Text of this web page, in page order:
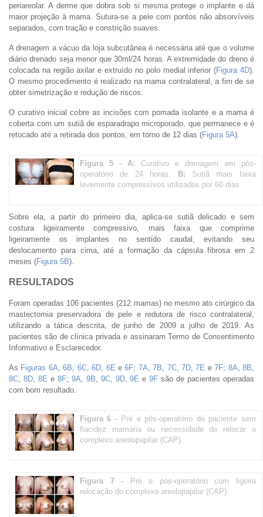
periareolar. A derme que dobra sob si mesma protege o implante e dá
maior projeção à mama. Sutura-se a pele com pontos não absorvíveis
separados, com tração e constrição suaves.
A drenagem a vácuo da loja subcutânea é necessária até que o volume
diário drenado seja menor que 30ml/24 horas. A extremidade do dreno é
colocada na região axilar e extruído no polo medial inferior (Figura 4D).
O mesmo procedimento é realizado na mama contralateral, a fim de se
obter simetrização e redução de riscos.
O curativo inicial cobre as incisões com pomada isolante e a mama é
coberta com um sutiã de esparadrapo microporado, que permanece e é
retocado até a retirada dos pontos, em torno de 12 dias (Figura 5A).
Figura 5 - A: Curativo e drenagem em pós-
operatório de 24 horas.
B: Sutiã mais faixa
levemente compressivos utilizados por 60 dias.
Sobre ela, a partir do primeiro dia, aplica-se sutiã delicado e sem
costura ligeiramente compressivo, mais faixa que comprime
ligeiramente os implantes no sentido caudal, evitando seu
deslocamento para cima, até a formação da cápsula fibrosa em 2
meses (Figura 5B).
RESULTADOS
Foram operadas 106 pacientes (212 mamas) no mesmo ato cirúrgico da
mastectomia preservadora de pele e redutora de risco contralateral,
utilizando a tática descrita, de junho de 2009 a julho de 2019. As
pacientes são de clínica privada e assinaram Termo de Consentimento
Informativo e Esclarecedor.
As Figuras 6A ,6B 6C,6D 6E e6F; 7A ,7B 7C,7D ,7E e7F; 8A ,8B
8C 8D, 8E e 8F; 9A 9B 9C, 9D,9E e9F são de pacientes operadas
com bom resultado.
Figura 6 - Pré e pós-operatório de paciente sem
flacidez mamária ou necessidade de relocar o
complexo areolopapilar (CAP).
Figura 7 -
Pré e pós-operatório com ligeira
relocação do complexo areolopapilar (CAP).